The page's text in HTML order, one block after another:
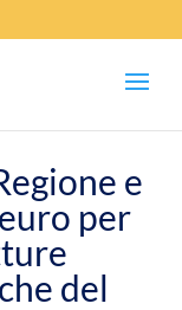
e
per
del